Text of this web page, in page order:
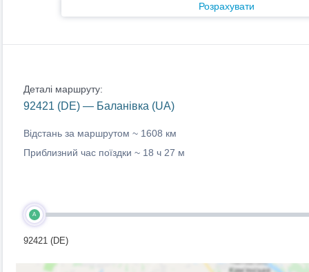
Розрахувати
Деталі маршруту:
92421 (DE) — Баланівка (UA)
Відстань за маршрутом ~ 1608 км
Приблизний час поїздки ~ 18 ч 27 м
A
92421 (DE)